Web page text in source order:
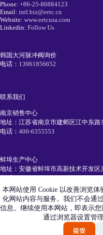
本网站使用 Cookie 以改善浏览
化网站内容与服务。我们不会通
信息。继续使用本网站，即表示
通过浏览器设置管
接受
Phone: +86-25-86884123
Email: intl.biz@eetc.cn
Website: www.eetcusa.com
Linkedin: Follow Us
韩国大河脉冲阀询价
电话： 13961856652
联系我们
南京销售中心
地址：江苏省南京市建邺区江中东路
电话： 400-6355553
蚌埠生产中心
地址：安徽省蚌埠市高新技术开发区
简历投递
19105520550
recruiting@eetc.cn
艾尼科环保技术（安徽）有